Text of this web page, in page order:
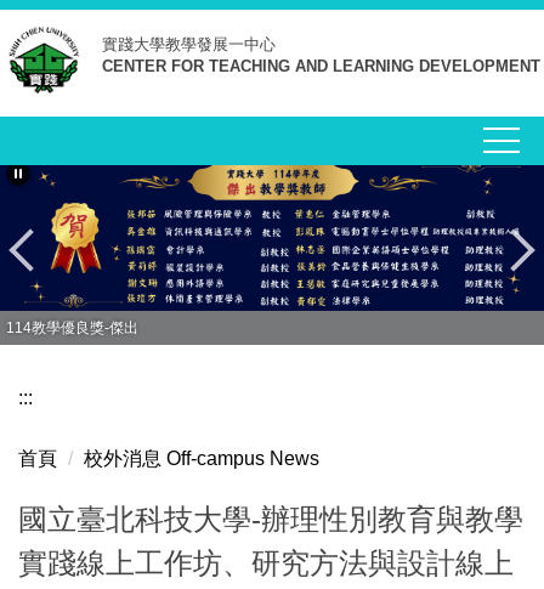
跳
到
主
要
容
實踐大學教學發展一中心
CENTER FOR TEACHING AND LEARNING DEVELOPMENT
114教學優良獎-傑出
:::
首頁 校外消息 Off-campus News
國立臺北科技大學-辦理性別教育與教學
實踐線上工作坊、研究方法與設計線上